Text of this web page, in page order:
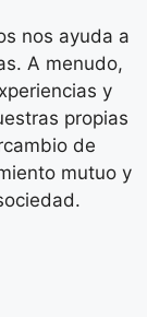
nos ayuda a
A menudo,
y
propias
de
mutuo y